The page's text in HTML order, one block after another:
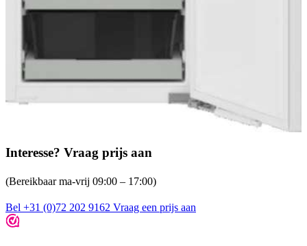
Interesse? Vraag prijs aan
(Bereikbaar ma-vrij 09:00 – 17:00)
Bel +31 (0)72 202 9162 Vraag een prijs aan